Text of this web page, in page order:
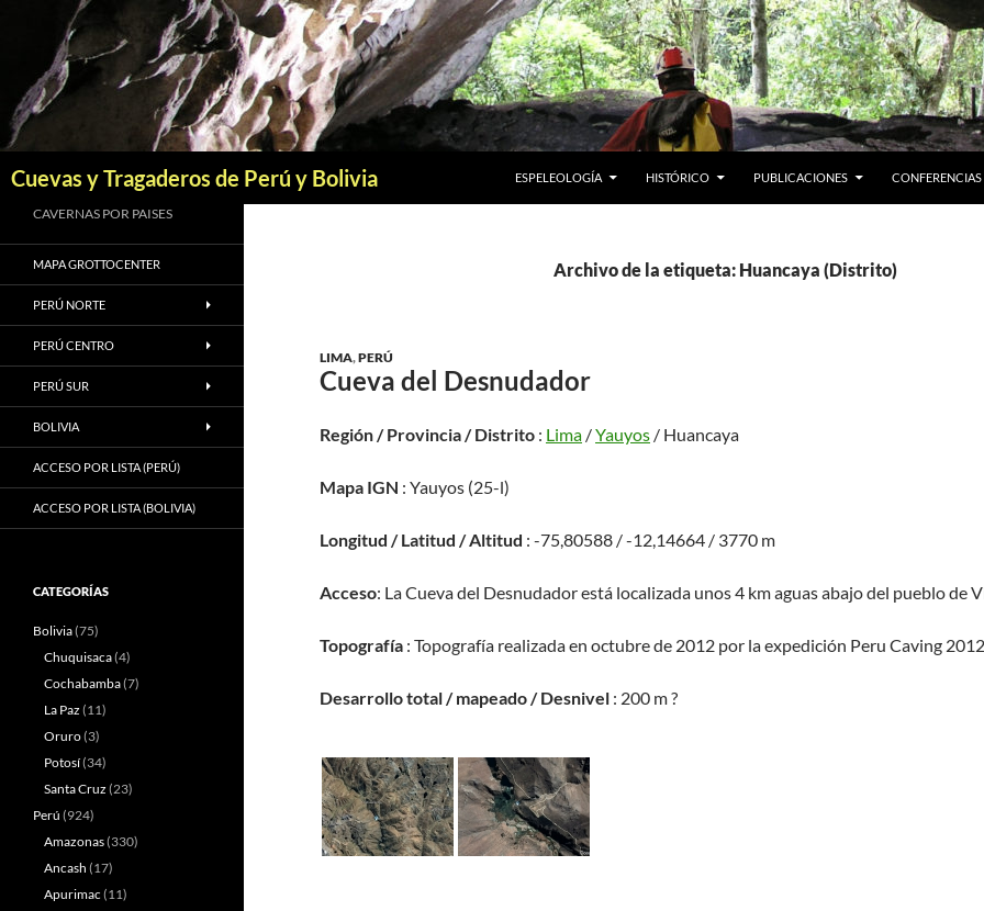
contenido
Cuevas y Tragaderos de Perú y Bolivia ESPELEOLOGÍA HISTÓRICO PUBLICACIONES CONFERENCIAS
Archivo de la etiqueta: Huancaya (Distrito)
LIMA,PERÚ
Cueva del Desnudador
Región / Provincia / Distrito : Lima /Yauyos / Huancaya
Mapa IGN : Yauyos (25-l)
Longitud / Latitud / Altitud : -75,80588 / -12,14664 / 3770 m
Acceso: La Cueva del Desnudador está localizada unos 4 km aguas abajo del pueblo de
Topografía : Topografía realizada en octubre de 2012 por la expedición Peru Caving
Desarrollo total / mapeado / Desnivel : 200 m ?
CAVERNAS POR PAISES
MAPA GROTTOCENTER
PERÚ NORTE
PERÚ CENTRO
PERÚ SUR
BOLIVIA
ACCESO POR LISTA (PERÚ)
ACCESO POR LISTA (BOLIVIA)
CATEGORÍAS
Bolivia(75)
Chuquisaca(4)
Cochabamba(7)
La Paz (11)
Oruro(3)
Potosí(34)
Santa Cruz (23)
Perú (924)
Amazonas(330)
Ancash (17)
Apurimac (11)